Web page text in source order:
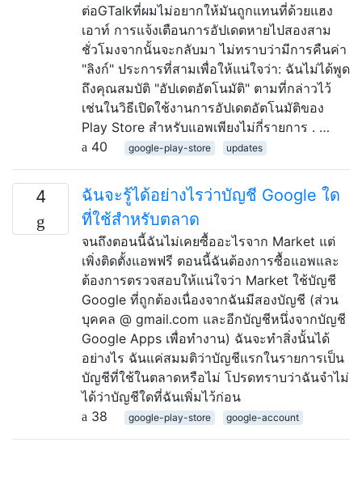
ต่อGTalkที่ผมไม่อยากให้มันถูกแทนที่ด้วยแฮง
เอาท์ การแจ้งเตือนการอัปเดตหายไปสองสาม
ชั่วโมงจากนั้นจะกลับมา ไม่ทราบว่ามีการคืนค่า
"ลิงก์" ประการที่สามเพื่อให้แน่ใจว่า: ฉันไม่ได้พูด
ถึงคุณสมบัติ "อัปเดตอัตโนมัติ" ตามที่กล่าวไว้
เช่นในวิธีเปิดใช้งานการอัปเดตอัตโนมัติของ
Play Store สำหรับแอพเพียงไม่กี่รายการ . …
40
google-play-store updates
4
ฉันจะรู้ได้อย่างไรว่าบัญชี Google ใด
ที่ใช้สำหรับตลาด
จนถึงตอนนี้ฉันไม่เคยซื้ออะไรจาก Market แต่
เพิ่งติดตั้งแอพฟรี ตอนนี้ฉันต้องการซื้อแอพและ
ต้องการตรวจสอบให้แน่ใจว่า Market ใช้บัญชี
Google ที่ถูกต้องเนื่องจากฉันมีสองบัญชี (ส่วน
บุคคล @ gmail.com และอีกบัญชีหนึ่งจากบัญชี
Google Apps เพื่อทำงาน) ฉันจะทำสิ่งนั้นได้
อย่างไร ฉันแค่สมมติว่าบัญชีแรกในรายการเป็น
บัญชีที่ใช้ในตลาดหรือไม่ โปรดทราบว่าฉันจำไม่
ได้ว่าบัญชีใดที่ฉันเพิ่มไว้ก่อน
38
google-play-store google-account